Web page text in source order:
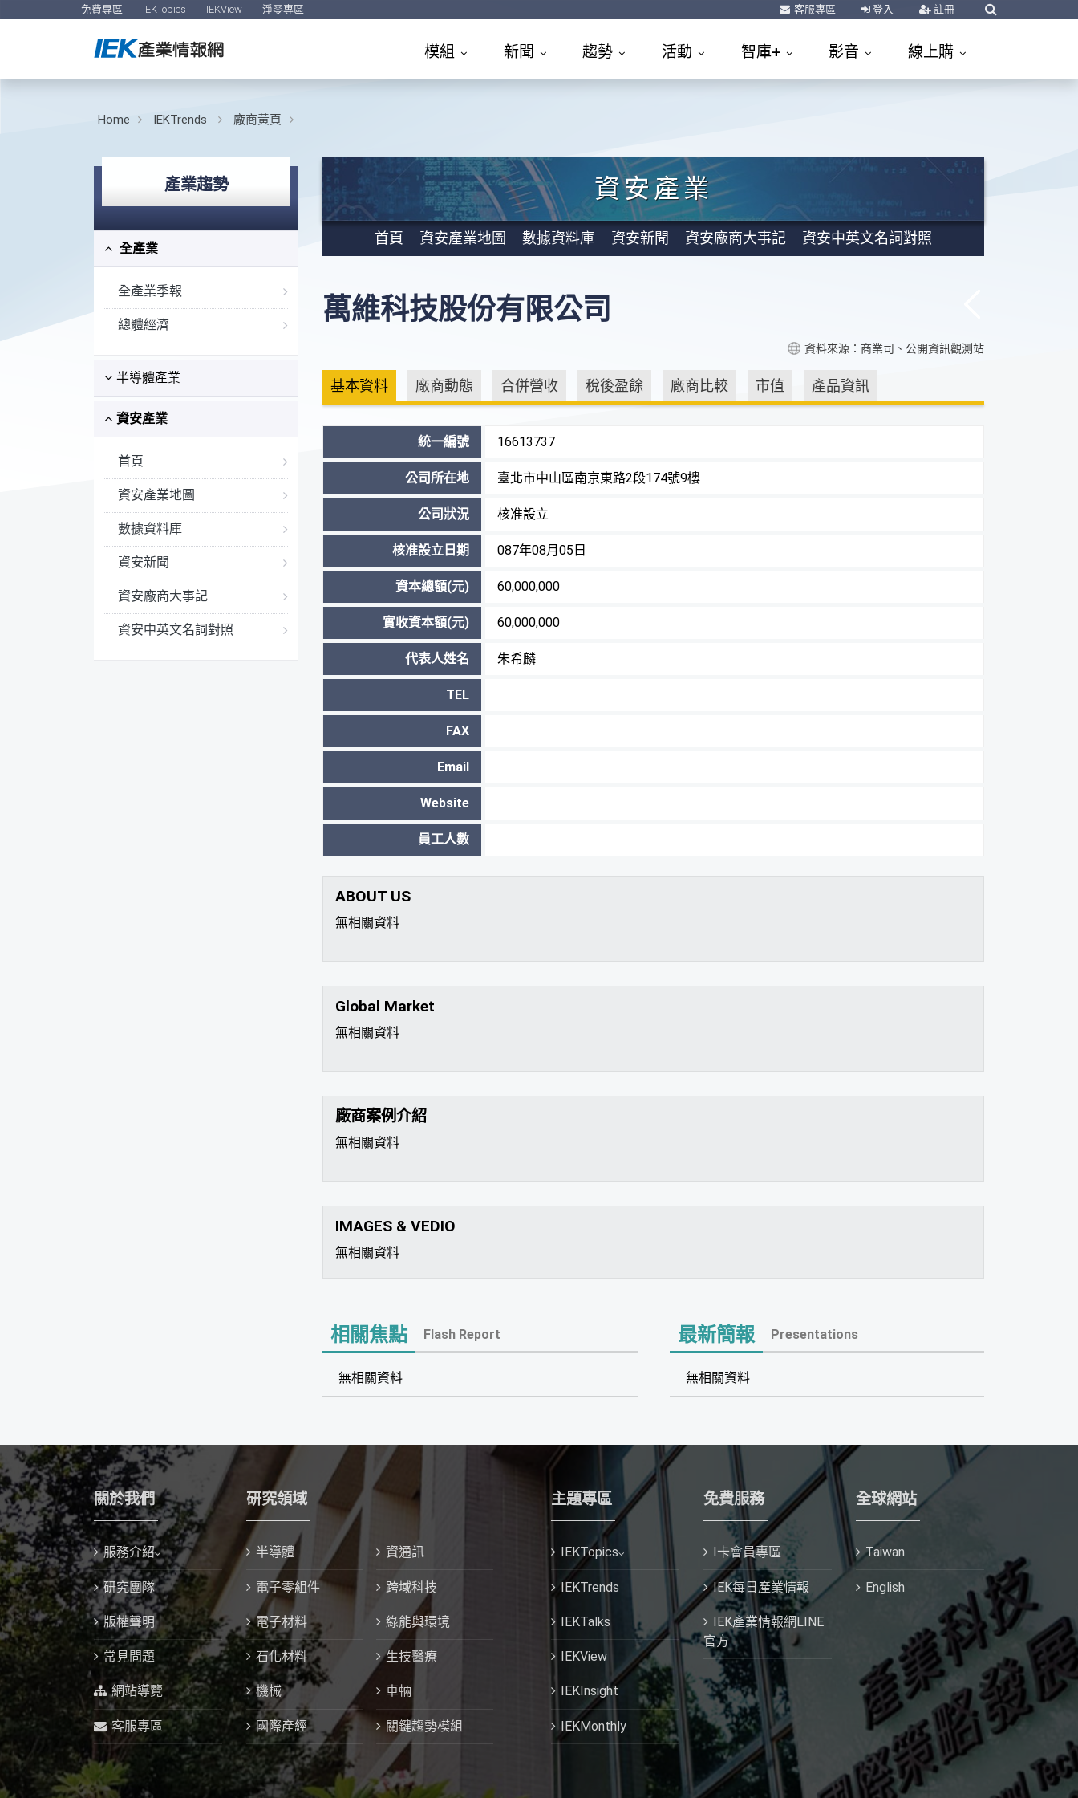
免費專區 IEKTopics IEKView 淨零專區 客服專區 登入 註冊
模組 新聞 趨勢 活動 智庫+ 影音 線上購
Home IEKTrends 廠商黃頁
產業趨勢
全產業
全產業季報
總體經濟
半導體產業
資安產業
首頁
資安產業地圖
數據資料庫
資安新聞
資安廠商大事記
資安中英文名詞對照
資安產業
首頁 資安產業地圖 數據資料庫 資安新聞 資安廠商大事記 資安中英文名詞對照
萬維科技股份有限公司
資料來源：商業司、公開資訊觀測站
基本資料 廠商動態 合併營收 稅後盈餘 廠商比較 市值 產品資訊
統一編號 16613737
公司所在地 臺北市中山區南京東路2段174號9樓
公司狀況 核准設立
核准設立日期 087年08月05日
資本總額(元) 60,000,000
實收資本額(元) 60,000,000
代表人姓名 朱希麟
TEL
FAX
Email
Website
員工人數
ABOUT US
無相關資料
Global Market
無相關資料
廠商案例介紹
無相關資料
IMAGES & VEDIO
無相關資料
相關焦點 Flash Report
無相關資料
最新簡報 Presentations
無相關資料
關於我們
服務介紹
研究團隊
版權聲明
常見問題
網站導覽
客服專區
研究領域
半導體 資通訊
電子零組件 跨域科技
電子材料 綠能與環境
石化材料 生技醫療
機械 車輛
國際產經 關鍵趨勢模組
主題專區
IEKTopics
IEKTrends
IEKTalks
IEKView
IEKInsight
IEKMonthly
免費服務
I卡會員專區
IEK每日產業情報
IEK產業情報網LINE
官方
全球網站
Taiwan
English